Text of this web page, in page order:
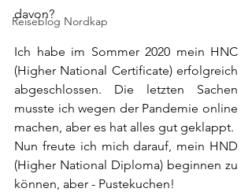
Reiseblog Nordkap
davon?
Ich habe im Sommer 2020 mein HNC
(Higher National Certificate) erfolgreich
abgeschlossen. Die letzten Sachen
musste ich wegen der Pandemie online
machen, aber es hat alles gut geklappt.
Nun freute ich mich darauf, mein HND
(Higher National Diploma) beginnen zu
können, aber - Pustekuchen!